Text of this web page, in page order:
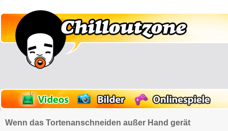
Wenn das Tortenanschneiden außer Hand gerät